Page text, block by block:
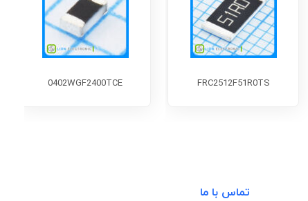
FRC2512F51R0TS
0402WGF2400TCE
تماس با ما